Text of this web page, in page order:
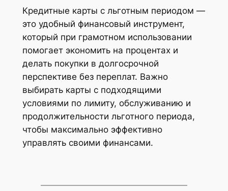
Кредитные карты с льготным периодом —
это удобный финансовый инструмент,
который при грамотном использовании
помогает экономить на процентах и
делать покупки в долгосрочной
перспективе без переплат. Важно
выбирать карты с подходящими
условиями по лимиту, обслуживанию и
продолжительности льготного периода,
чтобы максимально эффективно
управлять своими финансами.